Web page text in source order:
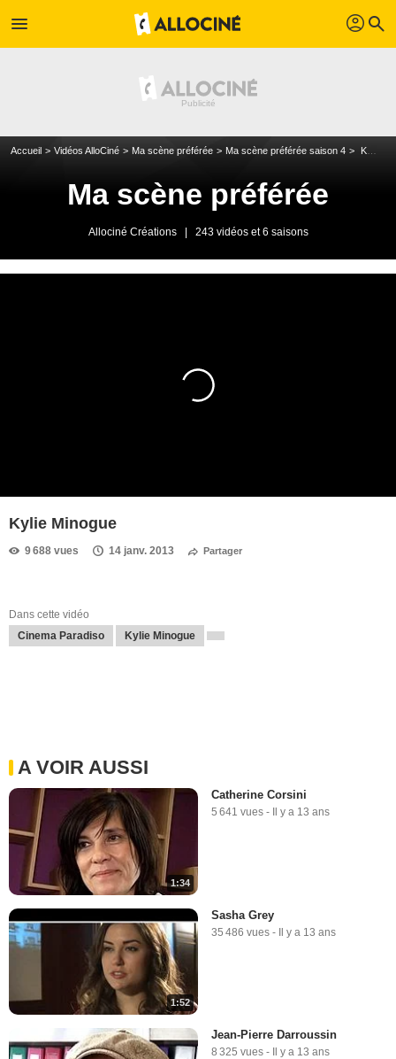
menu profil search
Accueil Vidéos AlloCiné Ma scène préférée Ma scène préférée saison 4 Kylie Minogue
Ma scène préférée
Allociné Créations 243 vidéos et 6 saisons
Kylie Minogue
9 688 vues 14 janv. 2013 Partager
Dans cette vidéo
Cinema Paradiso
Kylie Minogue
A VOIR AUSSI
1:34
Catherine Corsini
5 641 vues - Il y a 13 ans
1:52
Sasha Grey
35 486 vues - Il y a 13 ans
Jean-Pierre Darroussin
8 325 vues - Il y a 13 ans